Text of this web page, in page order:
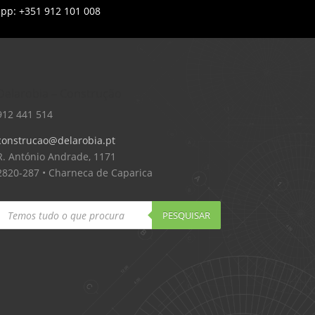
+351 912 101 008
441 514
António Andrade, 1171
287 • Charneca de Caparica
search PESQUISAR